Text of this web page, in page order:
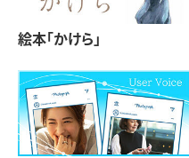
絵本「かけら」